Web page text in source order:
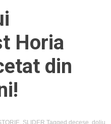
Horia
din
SLIDER Tagged decese doliu